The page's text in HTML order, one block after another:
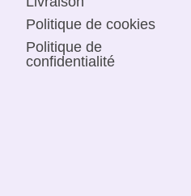
Politique de cookies
Politique de
confidentialité